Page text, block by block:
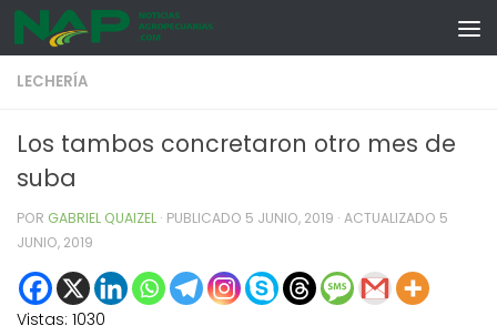
Skip to content
LECHERÍA
Los tambos concretaron otro mes de
suba
POR GABRIEL QUAIZEL · PUBLICADO 5 JUNIO, 2019 · ACTUALIZADO 5
JUNIO, 2019
Vistas: 1030